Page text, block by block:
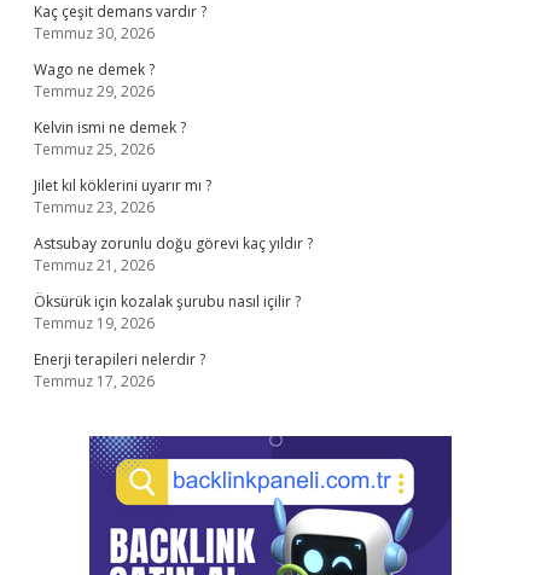
Kaç çeşit demans vardır ?
Temmuz 30, 2026
Wago ne demek ?
Temmuz 29, 2026
Kelvin ismi ne demek ?
Temmuz 25, 2026
Jilet kıl köklerini uyarır mı ?
Temmuz 23, 2026
Astsubay zorunlu doğu görevi kaç yıldır ?
Temmuz 21, 2026
Öksürük için kozalak şurubu nasıl içilir ?
Temmuz 19, 2026
Enerji terapileri nelerdir ?
Temmuz 17, 2026